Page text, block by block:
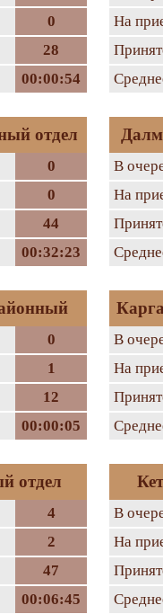
0
28
00:00:54
На
отдел
0
0
44
00:32:23
В
На
0
1
12
00:00:05
В
На
отдел
4
2
47
00:06:45
В
На